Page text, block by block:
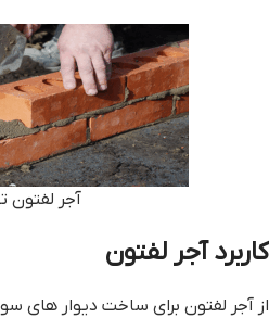
آجر لفتون
کاربرد آجر لفتون
از آجر لفتون برای ساخت دیوار های